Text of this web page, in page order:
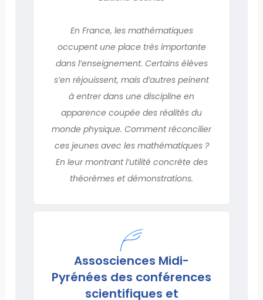
En France, les mathématiques
occupent une place très importante
dans l’enseignement. Certains élèves
s’en réjouissent, mais d’autres peinent
à entrer dans une discipline en
apparence coupée des réalités du
monde physique. Comment réconcilier
ces jeunes avec les mathématiques ?
En leur montrant l’utilité concrète des
théorèmes et démonstrations.
Assosciences Midi-
Pyrénées des conférences
scientifiques et